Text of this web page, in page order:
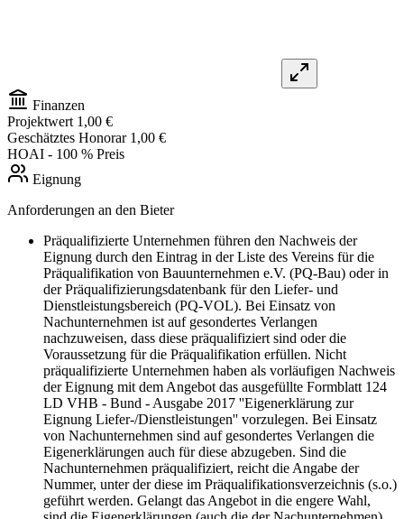
Finanzen
Projektwert 1,00 €
Geschätztes Honorar 1,00 €
HOAI - 100 % Preis
Eignung
Anforderungen an den Bieter
Präqualifizierte Unternehmen führen den Nachweis der
Eignung durch den Eintrag in der Liste des Vereins für die
Präqualifikation von Bauunternehmen e.V. (PQ-Bau) oder in
der Präqualifizierungsdatenbank für den Liefer- und
Dienstleistungsbereich (PQ-VOL). Bei Einsatz von
Nachunternehmen ist auf gesondertes Verlangen
nachzuweisen, dass diese präqualifiziert sind oder die
Voraussetzung für die Präqualifikation erfüllen. Nicht
präqualifizierte Unternehmen haben als vorläufigen Nachweis
der Eignung mit dem Angebot das ausgefüllte Formblatt 124
LD VHB - Bund - Ausgabe 2017 ''Eigenerklärung zur
Eignung Liefer-/Dienstleistungen'' vorzulegen. Bei Einsatz
von Nachunternehmen sind auf gesondertes Verlangen die
Eigenerklärungen auch für diese abzugeben. Sind die
Nachunternehmen präqualifiziert, reicht die Angabe der
Nummer, unter der diese im Präqualifikationsverzeichnis (s.o.)
geführt werden. Gelangt das Angebot in die engere Wahl,